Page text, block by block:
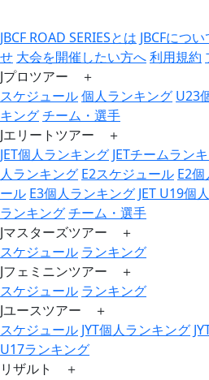
JBCF ROAD SERIESとは JBCFについ
せ 大会を開催したい方へ利用規約
Jプロツアー ＋
スケジュール個人ランキング U23
キングチーム・選手
Jエリートツアー ＋
JET個人ランキング JETチームラン
人ランキング E2スケジュール E2
ール E3個人ランキング JET U19個
ランキングチーム・選手
Jマスターズツアー ＋
スケジュール ランキング
Jフェミニンツアー ＋
スケジュール ランキング
Jユースツアー ＋
スケジュール JYT個人ランキング
U17ランキング
リザルト ＋